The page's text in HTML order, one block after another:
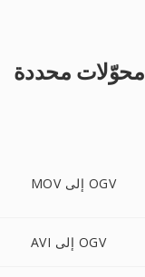
محوّلات محددة
MOV إلى OGV
AVI إلى OGV